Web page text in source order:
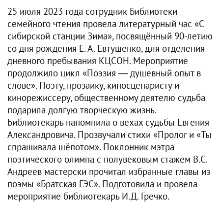
25 июля 2023 года сотрудник Библиотеки
семейного чтения провела литературный час «С
сибирской станции Зима», посвящённый 90-летию
со дня рождения Е. А. Евтушенко, для отделения
дневного пребывания КЦСОН. Мероприятие
продолжило цикл «Поэзия ― душевный опыт в
слове». Поэту, прозаику, киносценаристу и
кинорежиссеру, общественному деятелю судьба
подарила долгую творческую жизнь.
Библиотекарь напомнила о вехах судьбы Евгения
Александровича. Прозвучали стихи «Пролог и «Ты
спрашивала шёпотом». Поклонник мэтра
поэтического олимпа с полувековым стажем В.С.
Андреев мастерски прочитал избранные главы из
поэмы «Братская ГЭС». Подготовила и провела
мероприятие библиотекарь И.Д. Гречко.